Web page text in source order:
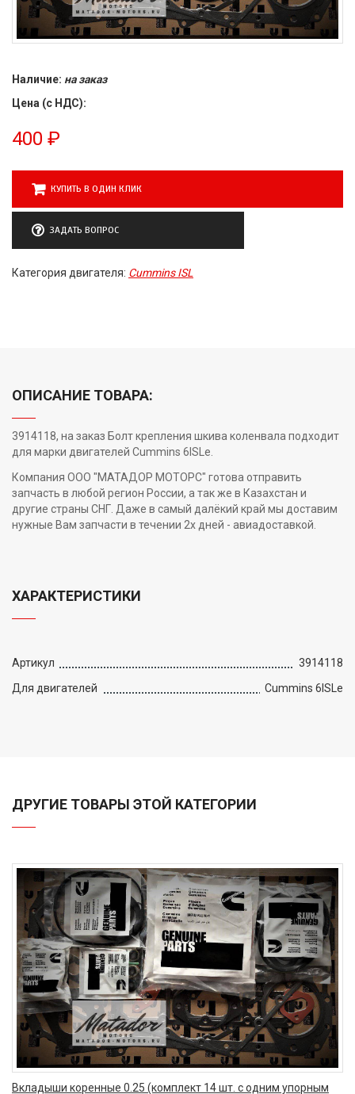
Наличие: на заказ
Цена (с НДС):
400 ₽
КУПИТЬ В ОДИН КЛИК
ЗАДАТЬ ВОПРОС
Категория двигателя: Cummins ISL
ОПИСАНИЕ ТОВАРА:
3914118, на заказ Болт крепления шкива коленвала подходит
для марки двигателей Cummins 6ISLe.
Компания ООО "МАТАДОР МОТОРС" готова отправить
запчасть в любой регион России, а так же в Казахстан и
другие страны СНГ. Даже в самый далёкий край мы доставим
нужные Вам запчасти в течении 2х дней - авиадоставкой.
ХАРАКТЕРИСТИКИ
Артикул
3914118
Для двигателей
Cummins 6ISLe
ДРУГИЕ ТОВАРЫ ЭТОЙ КАТЕГОРИИ
Вкладыши коренные 0.25 (комплект 14 шт. с одним упорным